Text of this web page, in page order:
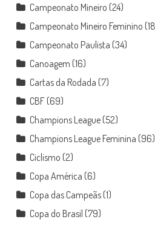
Campeonato Mineiro (24)
Campeonato Mineiro Feminino
Campeonato Paulista (34)
Canoagem (16)
Cartas da Rodada (7)
CBF(69)
Champions League(52)
Champions League Feminina (96)
Ciclismo (2)
Copa América (6)
Copa das Campeãs(1)
Copa do Brasil (79)